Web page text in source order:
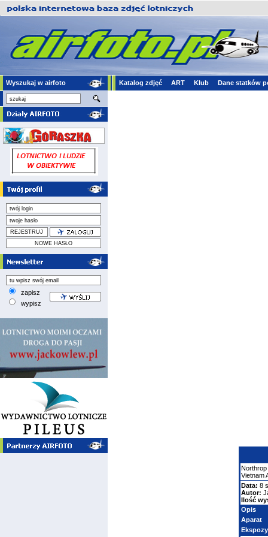
Wyszukaj w airfoto Katalog zdjęć ART Klub Dane statków
zapisz
wypisz
Vietnam
Data: 8
Autor:
Ilość
Opis
Aparat